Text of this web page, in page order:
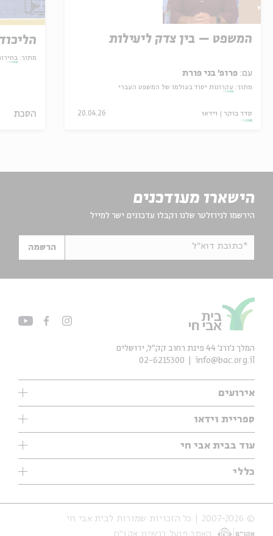
המשפט – בין צדק ליעילות
עם: פרופ' בני פורת
מתוך: עקרונות יסוד בעולמו של המשפט העברי
סדר בוקר וידאו 20.04.26
מתוך:
הסכת
הישארו מעודכנים
הירשמו לניוזלטר שלנו וקבלו עדכונים ישר למייל
*כתובת דוא"ל הרשמה
אירועים
עיון
אנגלית
נוער
סדרות
אירועי עבר
ספריית וידאו
ילדים
מוזיקה
עיון
מיוחדים
עוד בבית אבי חי
תערוכות
מיוחדים
כללי
אודות
הצהרת נגישות
המלך ג'ורג' 44 פינת רחוב קק״ל, ירושלים
info@bac.org.il
02-6215300
© 2007-2026 | כל הזכויות שמורות לבית אבי חי
האתר פועל ברשיון אקו״ם